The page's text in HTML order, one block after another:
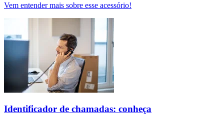
Vem entender mais sobre esse acessório!
Identificador de chamadas: conheça